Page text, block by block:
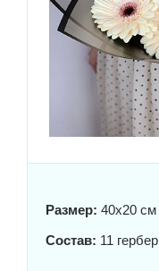
Размер: 40x20 см
Состав: 11 гербер